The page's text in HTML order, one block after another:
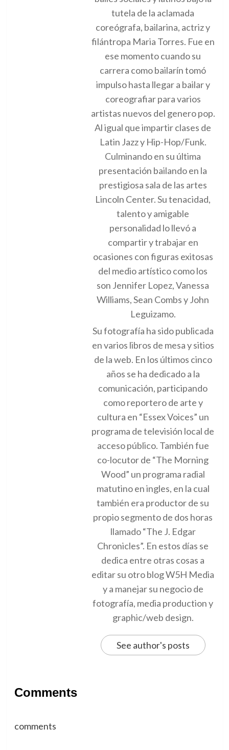
tutela de la aclamada
coreógrafa, bailarina, actriz y
filántropa Maria Torres. Fue en
ese momento cuando su
carrera como bailarín tomó
impulso hasta llegar a bailar y
coreografiar para varios
artistas nuevos del genero pop.
Al igual que impartir clases de
Latin Jazz y Hip-Hop/Funk.
Culminando en su última
presentación bailando en la
prestigiosa sala de las artes
Lincoln Center. Su tenacidad,
talento y amigable
personalidad lo llevó a
compartir y trabajar en
ocasiones con figuras exitosas
del medio artístico como los
son Jennifer Lopez, Vanessa
Williams, Sean Combs y John
Leguizamo.
Su fotografía ha sido publicada
en varios libros de mesa y sitios
de la web. En los últimos cinco
años se ha dedicado a la
comunicación, participando
como reportero de arte y
cultura en “Essex Voices” un
programa de televisión local de
acceso público. También fue
co-locutor de “The Morning
Wood” un programa radial
matutino en ingles, en la cual
también era productor de su
propio segmento de dos horas
llamado “The J. Edgar
Chronicles”. En estos días se
dedica entre otras cosas a
editar su otro blog W5H Media
y a manejar su negocio de
fotografía, media production y
graphic/web design.
See author's posts
Comments
comments